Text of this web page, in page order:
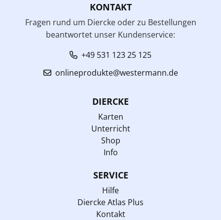
KONTAKT
Fragen rund um Diercke oder zu Bestellungen
beantwortet unser Kundenservice:
+49 531 123 25 125
onlineprodukte@westermann.de
DIERCKE
Karten
Unterricht
Shop
Info
SERVICE
Hilfe
Diercke Atlas Plus
Kontakt